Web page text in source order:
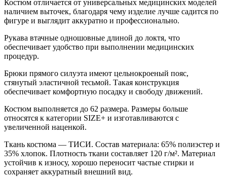
Костюм отличается от универсальных медицинских моделей
наличием выточек, благодаря чему изделие лучше садится по
фигуре и выглядит аккуратно и профессионально.
Рукава втачные одношовные длиной до локтя, что
обеспечивает удобство при выполнении медицинских
процедур.
Брюки прямого силуэта имеют цельнокроеный пояс,
стянутый эластичной тесьмой. Такая конструкция
обеспечивает комфортную посадку и свободу движений.
Костюм выполняется до 62 размера. Размеры больше
относятся к категории SIZE+ и изготавливаются с
увеличенной наценкой.
Ткань костюма — ТИСИ. Состав материала: 65% полиэстер и
35% хлопок. Плотность ткани составляет 120 г/м². Материал
устойчив к износу, хорошо переносит частые стирки и
сохраняет аккуратный внешний вид.